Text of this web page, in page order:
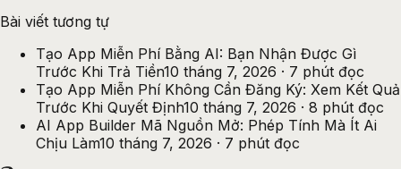
Bài viết tương tự
Tạo App Miễn Phí Bằng AI: Bạn Nhận Được Gì
Trước Khi Trả Tiền10 tháng 7, 2026 · 7 phút đọc
Tạo App Miễn Phí Không Cần Đăng Ký: Xem Kết Quả
Trước Khi Quyết Định10 tháng 7, 2026 · 8 phút đọc
AI App Builder Mã Nguồn Mở: Phép Tính Mà Ít Ai
Chịu Làm10 tháng 7, 2026 · 7 phút đọc